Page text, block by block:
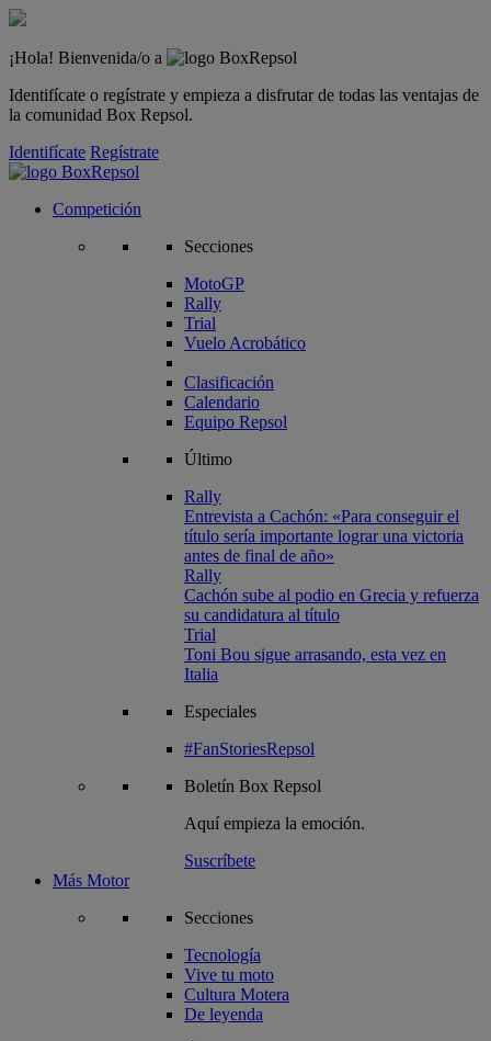
¡Hola! Bienvenida/o a
Identifícate o regístrate y empieza a disfrutar de todas las ventajas de
la comunidad Box Repsol.
Identifícate Regístrate
Competición
Secciones
MotoGP
Rally
Trial
Vuelo Acrobático
Clasificación
Calendario
Equipo Repsol
Último
Rally
Entrevista a Cachón: «Para conseguir el
título sería importante lograr una victoria
antes de final de año»
Rally
Cachón sube al podio en Grecia y refuerza
su candidatura al título
Trial
Toni Bou sigue arrasando, esta vez en
Italia
Especiales
#FanStoriesRepsol
Boletín Box Repsol
Aquí empieza la emoción.
Suscríbete
Más Motor
Secciones
Tecnología
Vive tu moto
Cultura Motera
De leyenda